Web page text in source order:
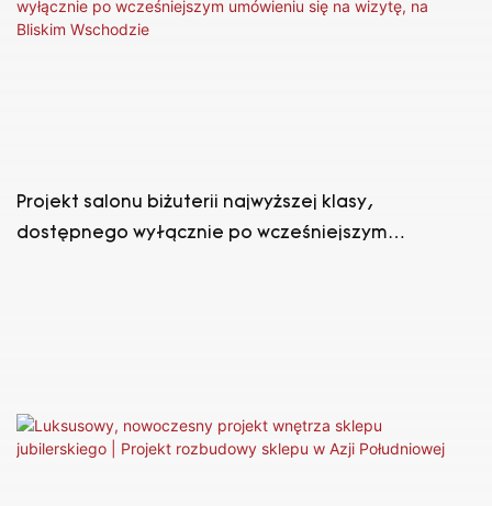
Projekt salonu biżuterii najwyższej klasy,
dostępnego wyłącznie po wcześniejszym